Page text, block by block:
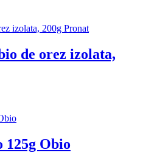
de orez izolata,
125g Obio